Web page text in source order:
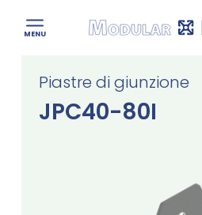
content
MENU
Piastre di giunzione
JPC40-80I